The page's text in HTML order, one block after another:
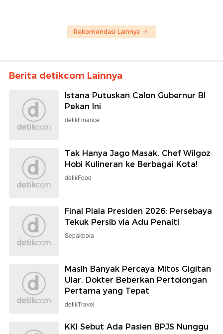
Rekomendasi Lainnya
Berita detikcom Lainnya
Istana Putuskan Calon Gubernur BI
Pekan Ini
detikFinance
Tak Hanya Jago Masak, Chef Wilgoz
Hobi Kulineran ke Berbagai Kota!
detikFood
Final Piala Presiden 2026: Persebaya
Tekuk Persib via Adu Penalti
Sepakbola
Masih Banyak Percaya Mitos Gigitan
Ular, Dokter Beberkan Pertolongan
Pertama yang Tepat
detikTravel
KKI Sebut Ada Pasien BPJS Nunggu